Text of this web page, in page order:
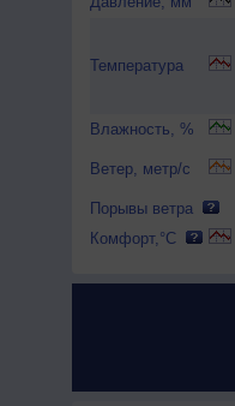
Температура
Влажность, %
Ветер, метр/с
Порывы ветра
Комфорт,°C